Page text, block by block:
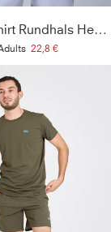
Nur
Tennis T-Shirt Rundhals Herren & Jungen, khaki
22,8 €